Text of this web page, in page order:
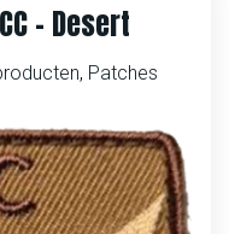
– Desert
, Patches